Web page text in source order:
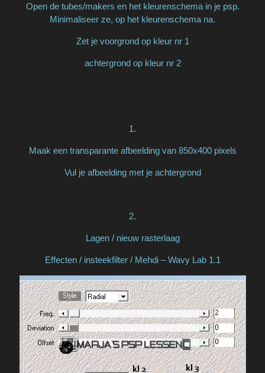
Open de tubes/makers en het kleurenschema in je psp.
Minimaliseer ze, op het kleurenschema na.
Zet je voorgrond op kleur nr 1
achtergrond op kleur nr 2
1.
Maak een transparante afbeelding van 850x400 pixels
Vul je afbeelding met je achtergrond
2.
Lagen / nieuw rasterlaag
Effecten / insteekfilter / Mehdi – Wavy Lab 1.1